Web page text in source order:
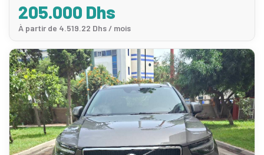
205.000 Dhs
À partir de 4.519.22 Dhs / mois